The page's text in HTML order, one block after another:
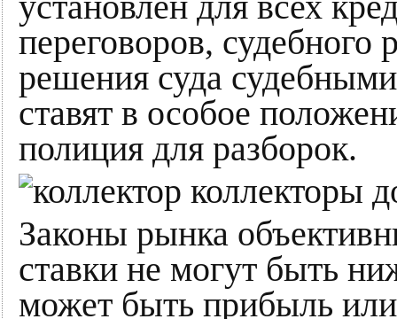
переговоров, судебного
решения суда
ставят в особое
полиция для разборок.
Законы рынка
ставки не могут быть
может быть прибыль